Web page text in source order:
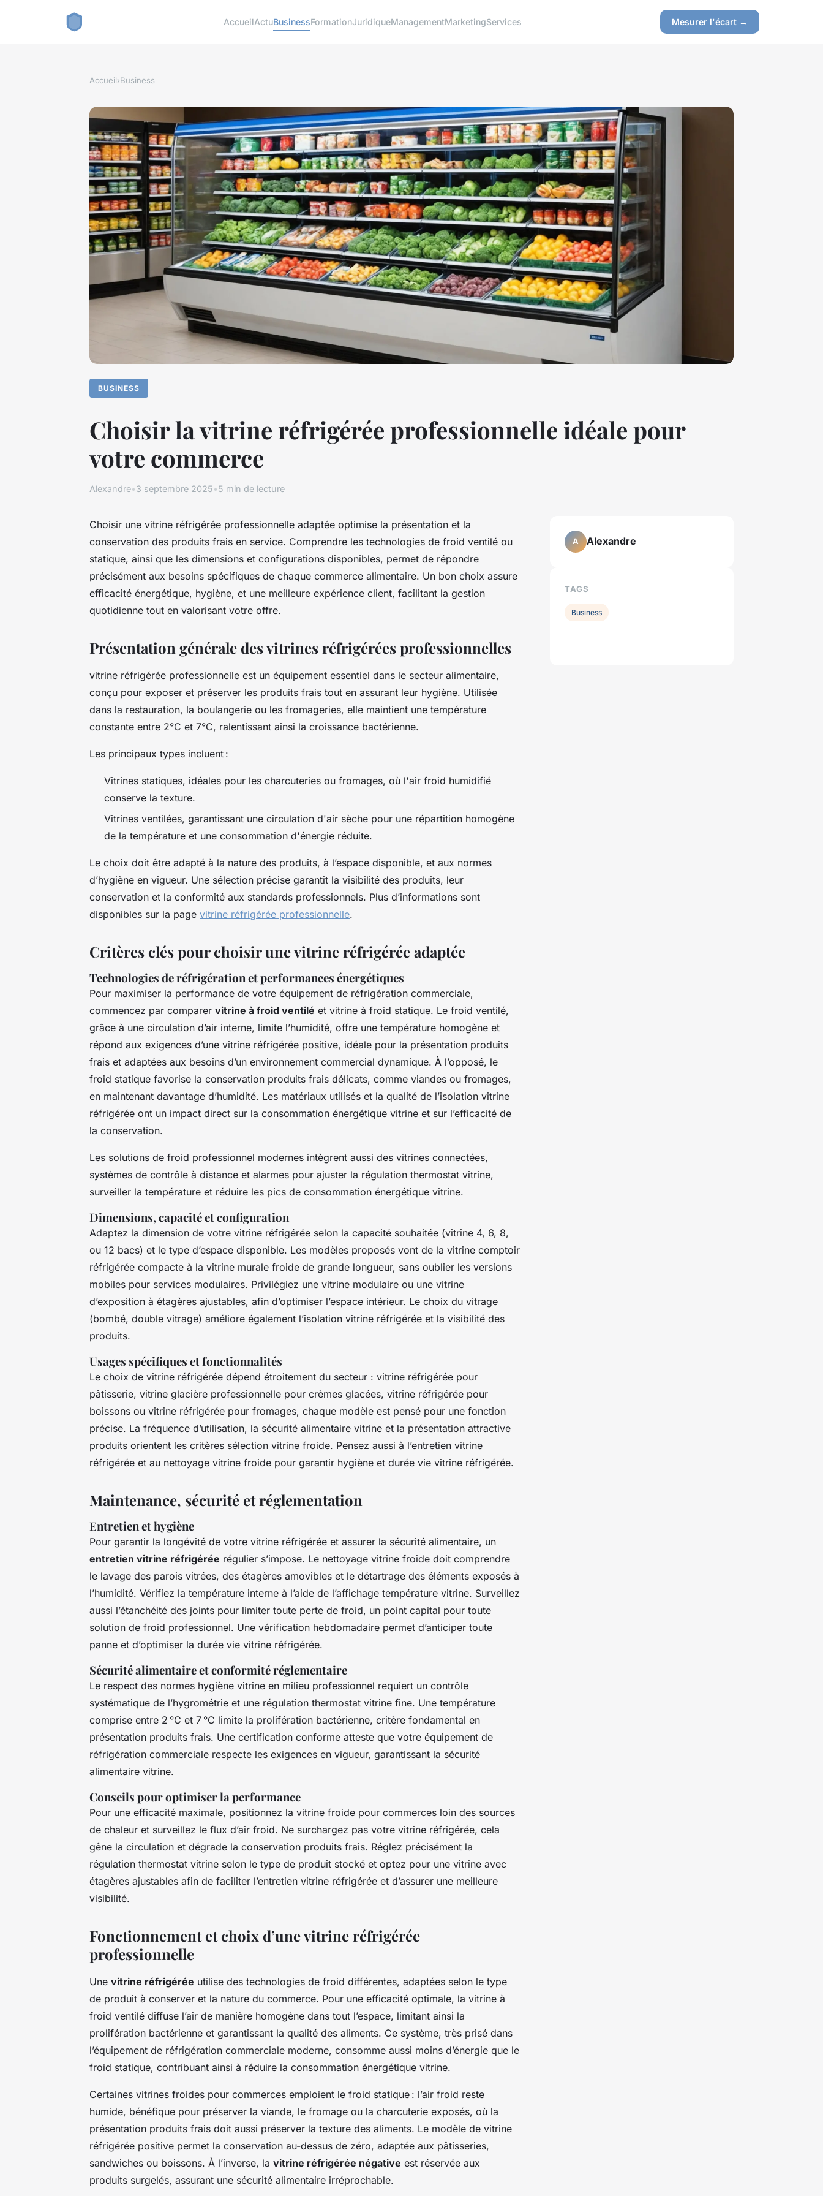
AccueilActuBusinessFormationJuridiqueManagementMarketingServices Mesurer l'écart →
Accueil›Business
BUSINESS
Choisir la vitrine réfrigérée professionnelle idéale pour
votre commerce
Alexandre•3 septembre 2025•5 min de lecture
Choisir une vitrine réfrigérée professionnelle adaptée optimise la présentation et la
conservation des produits frais en service. Comprendre les technologies de froid ventilé ou
statique, ainsi que les dimensions et configurations disponibles, permet de répondre
précisément aux besoins spécifiques de chaque commerce alimentaire. Un bon choix assure
efficacité énergétique, hygiène, et une meilleure expérience client, facilitant la gestion
quotidienne tout en valorisant votre offre.
Présentation générale des vitrines réfrigérées professionnelles
vitrine réfrigérée professionnelle est un équipement essentiel dans le secteur alimentaire,
conçu pour exposer et préserver les produits frais tout en assurant leur hygiène. Utilisée
dans la restauration, la boulangerie ou les fromageries, elle maintient une température
constante entre 2°C et 7°C, ralentissant ainsi la croissance bactérienne.
Les principaux types incluent :
Vitrines statiques, idéales pour les charcuteries ou fromages, où l'air froid humidifié
conserve la texture.
Vitrines ventilées, garantissant une circulation d'air sèche pour une répartition homogène
de la température et une consommation d'énergie réduite.
Le choix doit être adapté à la nature des produits, à l’espace disponible, et aux normes
d’hygiène en vigueur. Une sélection précise garantit la visibilité des produits, leur
conservation et la conformité aux standards professionnels. Plus d’informations sont
disponibles sur la page vitrine réfrigérée professionnelle.
Critères clés pour choisir une vitrine réfrigérée adaptée
Technologies de réfrigération et performances énergétiques
Pour maximiser la performance de votre équipement de réfrigération commerciale,
commencez par comparer vitrine à froid ventilé et vitrine à froid statique. Le froid ventilé,
grâce à une circulation d’air interne, limite l’humidité, offre une température homogène et
répond aux exigences d’une vitrine réfrigérée positive, idéale pour la présentation produits
frais et adaptées aux besoins d’un environnement commercial dynamique. À l’opposé, le
froid statique favorise la conservation produits frais délicats, comme viandes ou fromages,
en maintenant davantage d’humidité. Les matériaux utilisés et la qualité de l’isolation vitrine
réfrigérée ont un impact direct sur la consommation énergétique vitrine et sur l’efficacité de
la conservation.
Les solutions de froid professionnel modernes intègrent aussi des vitrines connectées,
systèmes de contrôle à distance et alarmes pour ajuster la régulation thermostat vitrine,
surveiller la température et réduire les pics de consommation énergétique vitrine.
Dimensions, capacité et configuration
Adaptez la dimension de votre vitrine réfrigérée selon la capacité souhaitée (vitrine 4, 6, 8,
ou 12 bacs) et le type d’espace disponible. Les modèles proposés vont de la vitrine comptoir
réfrigérée compacte à la vitrine murale froide de grande longueur, sans oublier les versions
mobiles pour services modulaires. Privilégiez une vitrine modulaire ou une vitrine
d’exposition à étagères ajustables, afin d’optimiser l’espace intérieur. Le choix du vitrage
(bombé, double vitrage) améliore également l’isolation vitrine réfrigérée et la visibilité des
produits.
Usages spécifiques et fonctionnalités
Le choix de vitrine réfrigérée dépend étroitement du secteur : vitrine réfrigérée pour
pâtisserie, vitrine glacière professionnelle pour crèmes glacées, vitrine réfrigérée pour
boissons ou vitrine réfrigérée pour fromages, chaque modèle est pensé pour une fonction
précise. La fréquence d’utilisation, la sécurité alimentaire vitrine et la présentation attractive
produits orientent les critères sélection vitrine froide. Pensez aussi à l’entretien vitrine
réfrigérée et au nettoyage vitrine froide pour garantir hygiène et durée vie vitrine réfrigérée.
Maintenance, sécurité et réglementation
Entretien et hygiène
Pour garantir la longévité de votre vitrine réfrigérée et assurer la sécurité alimentaire, un
entretien vitrine réfrigérée régulier s’impose. Le nettoyage vitrine froide doit comprendre
le lavage des parois vitrées, des étagères amovibles et le détartrage des éléments exposés à
l’humidité. Vérifiez la température interne à l’aide de l’affichage température vitrine. Surveillez
aussi l’étanchéité des joints pour limiter toute perte de froid, un point capital pour toute
solution de froid professionnel. Une vérification hebdomadaire permet d’anticiper toute
panne et d’optimiser la durée vie vitrine réfrigérée.
Sécurité alimentaire et conformité réglementaire
Le respect des normes hygiène vitrine en milieu professionnel requiert un contrôle
systématique de l’hygrométrie et une régulation thermostat vitrine fine. Une température
comprise entre 2 °C et 7 °C limite la prolifération bactérienne, critère fondamental en
présentation produits frais. Une certification conforme atteste que votre équipement de
réfrigération commerciale respecte les exigences en vigueur, garantissant la sécurité
alimentaire vitrine.
Conseils pour optimiser la performance
Pour une efficacité maximale, positionnez la vitrine froide pour commerces loin des sources
de chaleur et surveillez le flux d’air froid. Ne surchargez pas votre vitrine réfrigérée, cela
gêne la circulation et dégrade la conservation produits frais. Réglez précisément la
régulation thermostat vitrine selon le type de produit stocké et optez pour une vitrine avec
étagères ajustables afin de faciliter l’entretien vitrine réfrigérée et d’assurer une meilleure
visibilité.
Fonctionnement et choix d’une vitrine réfrigérée
professionnelle
Une vitrine réfrigérée utilise des technologies de froid différentes, adaptées selon le type
de produit à conserver et la nature du commerce. Pour une efficacité optimale, la vitrine à
froid ventilé diffuse l’air de manière homogène dans tout l’espace, limitant ainsi la
prolifération bactérienne et garantissant la qualité des aliments. Ce système, très prisé dans
l’équipement de réfrigération commerciale moderne, consomme aussi moins d’énergie que le
froid statique, contribuant ainsi à réduire la consommation énergétique vitrine.
Certaines vitrines froides pour commerces emploient le froid statique : l’air froid reste
humide, bénéfique pour préserver la viande, le fromage ou la charcuterie exposés, où la
présentation produits frais doit aussi préserver la texture des aliments. Le modèle de vitrine
réfrigérée positive permet la conservation au-dessus de zéro, adaptée aux pâtisseries,
sandwiches ou boissons. À l’inverse, la vitrine réfrigérée négative est réservée aux
produits surgelés, assurant une sécurité alimentaire irréprochable.
A Alexandre
TAGS
Business